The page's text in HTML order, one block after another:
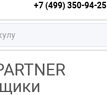
+7 (499) 350-94-25